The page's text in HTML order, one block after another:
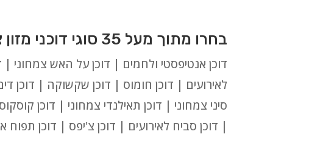
בחרו מתוך מעל 35 סוגי דוכני מזון צמחוניים וטבעוניים:
דוכן אנטיפסטי ולחמים | דוכן על האש צמחוני |
לאירועים | דוכן חומוס | דוכן שקשוקה | דוכן
סיני צמחוני | דוכן תאילנדי צמחוני | דוכן
| דוכן סביח לאירועים | דוכן צ'יפס | דוכן